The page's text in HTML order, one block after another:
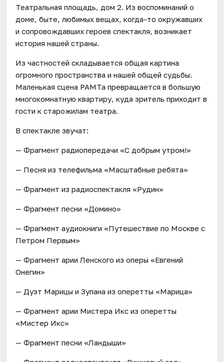
Театральная площадь, дом 2. Из воспоминаний о
доме, быте, любимых вещах, когда-то окружавших
и сопровождавших героев спектакля, возникает
история нашей страны.
Из частностей складывается общая картина
огромного пространства и нашей общей судьбы.
Маленькая сцена РАМТа превращается в большую
многокомнатную квартиру, куда зритель приходит в
гости к старожилам театра.
В спектакле звучат:
— Фрагмент радиопередачи «С добрым утром!»
— Песня из телефильма «Масштабные ребята»
— Фрагмент из радиоспектакля «Рудин»
— Фрагмент песни «Домино»
— Фрагмент аудиокниги «Путешествие по Москве с
Петром Первым»
— Фрагмент арии Ленского из оперы «Евгений
Онегин»
— Дуэт Марицы и Зупана из оперетты «Марица»
— Фрагмент арии Мистера Икс из оперетты
«Мистер Икс»
— Фрагмент песни «Ландыши»